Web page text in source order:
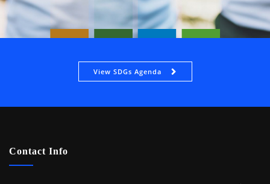
View SDGs Agenda
Contact Info